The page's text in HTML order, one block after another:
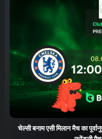
चेल्सी बनाम एसी मिलान मैच का